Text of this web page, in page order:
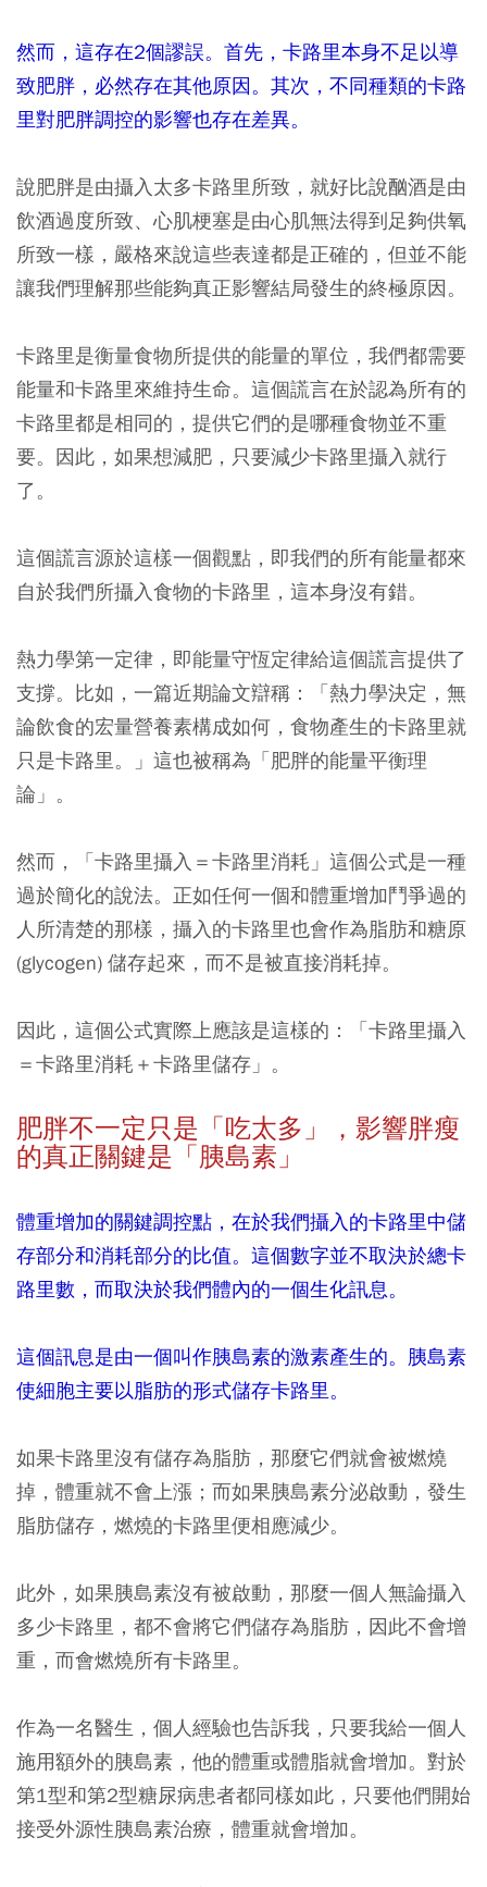
然而，這存在2個謬誤。首先，卡路里本身不足以導
致肥胖，必然存在其他原因。其次，不同種類的卡路
里對肥胖調控的影響也存在差異。
說肥胖是由攝入太多卡路里所致，就好比說酗酒是由
飲酒過度所致、心肌梗塞是由心肌無法得到足夠供氧
所致一樣，嚴格來說這些表達都是正確的，但並不能
讓我們理解那些能夠真正影響結局發生的終極原因。
卡路里是衡量食物所提供的能量的單位，我們都需要
能量和卡路里來維持生命。這個謊言在於認為所有的
卡路里都是相同的，提供它們的是哪種食物並不重
要。因此，如果想減肥，只要減少卡路里攝入就行
了。
這個謊言源於這樣一個觀點，即我們的所有能量都來
自於我們所攝入食物的卡路里，這本身沒有錯。
熱力學第一定律，即能量守恆定律給這個謊言提供了
支撐。比如，一篇近期論文辯稱：「熱力學決定，無
論飲食的宏量營養素構成如何，食物產生的卡路里就
只是卡路里。」這也被稱為「肥胖的能量平衡理
論」。
然而，「卡路里攝入＝卡路里消耗」這個公式是一種
過於簡化的說法。正如任何一個和體重增加鬥爭過的
人所清楚的那樣，攝入的卡路里也會作為脂肪和糖原
(glycogen) 儲存起來，而不是被直接消耗掉。
因此，這個公式實際上應該是這樣的：「卡路里攝入
＝卡路里消耗＋卡路里儲存」。
肥胖不一定只是「吃太多」，影響胖瘦
的真正關鍵是「胰島素」
體重增加的關鍵調控點，在於我們攝入的卡路里中儲
存部分和消耗部分的比值。這個數字並不取決於總卡
路里數，而取決於我們體內的一個生化訊息。
這個訊息是由一個叫作胰島素的激素產生的。胰島素
使細胞主要以脂肪的形式儲存卡路里。
如果卡路里沒有儲存為脂肪，那麼它們就會被燃燒
掉，體重就不會上漲；而如果胰島素分泌啟動，發生
脂肪儲存，燃燒的卡路里便相應減少。
此外，如果胰島素沒有被啟動，那麼一個人無論攝入
多少卡路里，都不會將它們儲存為脂肪，因此不會增
重，而會燃燒所有卡路里。
作為一名醫生，個人經驗也告訴我，只要我給一個人
施用額外的胰島素，他的體重或體脂就會增加。對於
第1型和第2型糖尿病患者都同樣如此，只要他們開始
接受外源性胰島素治療，體重就會增加。